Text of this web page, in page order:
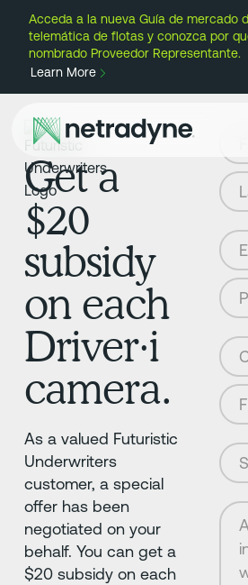
Acceda a la nueva Guía de mercado
telemática de flotas y conozca por
nombrado Proveedor Representante.
Learn More
Get a
$20
subsidy
on each
Driver·i
camera.
As a valued Futuristic
Underwriters
customer, a special
offer has been
negotiated on your
behalf. You can get a
$20 subsidy on each